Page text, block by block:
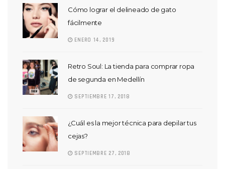
Cómo lograr el delineado de gato
fácilmente
ENERO 14, 2019
Retro Soul: La tienda para comprar ropa
de segunda en Medellín
SEPTIEMBRE 17, 2018
¿Cuál es la mejor técnica para depilar tus
cejas?
SEPTIEMBRE 27, 2018